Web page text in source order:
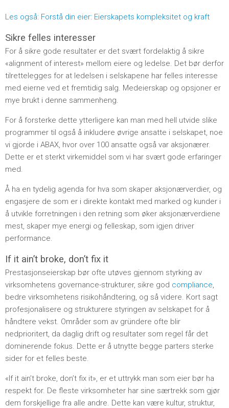
Les også: Forstå din eier: Eierskapets kompleksitet og kraft
Sikre felles interesser
For å sikre gode resultater er det svært fordelaktig å sikre
«alignment of interest» mellom eiere og ledelse. Det bør derfor
tilrettelegges for at ledelsen i selskapene har felles interesse
med eierne ved et fremtidig salg. Medeierskap og opsjoner er
mye brukt i denne sammenheng.
For å forsterke dette ytterligere kan man med hell utvide slike
programmer til også å inkludere øvrige ansatte i selskapet, noe
vi gjorde i ABAX, hvor over 100 ansatte også var aksjonærer.
Dette er et sterkt virkemiddel som vi har svært gode erfaringer
med.
Å ha en tydelig agenda for hva som skaper aksjonærverdier, og
engasjere de som er i direkte kontakt med marked og kunder i
å utvikle forretningen i den retning som øker aksjonærverdiene
mest, skaper mye energi og felleskap, som igjen driver
performance.
If it ain’t broke, don’t fix it
Prestasjonseierskap bør ofte utøves gjennom styrking av
virksomhetens governance-strukturer, sikre god compliance,
bedre virksomhetens risikohåndtering, og så videre. Kort sagt
profesjonalisere og strukturere styringen av selskapet for å
håndtere vekst. Områder som av gründere ofte blir
nedprioritert, da daglig drift og resultater som regel får det
dominerende fokus. Dette er å utnytte begge parters sterke
sider for et felles beste.
«If it ain’t broke, don’t fix it», er et uttrykk man som eier bør ha
respekt for. De fleste virksomheter har sine særtrekk som gjør
dem forskjellige fra alle andre. Dette kan være kultur, struktur,